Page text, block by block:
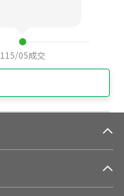
115/05成交